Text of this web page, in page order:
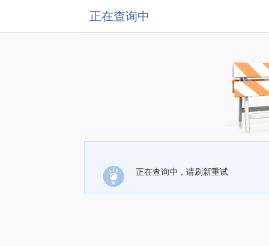
正在查询中
正在查询中，请刷新重试